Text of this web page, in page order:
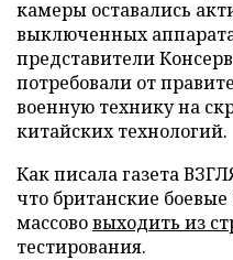
камеры оставались
выключенных
представители
потребовали от
военную технику на
китайских технологий.
Как писала газета
что британские
массововыходить из
тестирования.